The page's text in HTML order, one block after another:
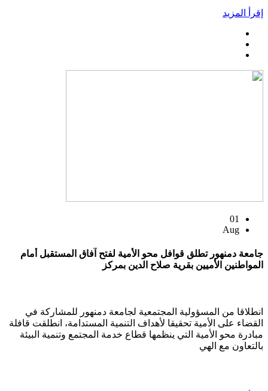
إقرأ المزيد
01
Aug
جامعة دمنهور تطلق قوافل محو الأمية لفتح آفاق المستقبل أمام
المواطنين الأميين بقرية صلاح الدين بمركز
انطلاقا من المسؤولية المجتمعية لجامعة دمنهور للمشاركة في
القضاء على الأمية تحقيقا لأهداف التنمية المستدامة، انطلقت قافلة
مبادرة محو الأمية التي ينظمها قطاع خدمة المجتمع وتنمية البيئة
بالتعاون مع الهي